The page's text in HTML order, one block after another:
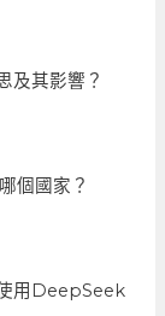
及其影響？
個國家？
用DeepSeek